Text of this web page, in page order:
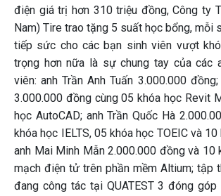
điện giá trị hơn 310 triệu đồng, Công ty
Nam) Tire trao tặng 5 suất học bổng, mỗi
tiếp sức cho các bạn sinh viên vượt
trọng hơn nữa là sự chung tay của các
viên: anh Trần Anh Tuấn 3.000.000
3.000.000 đồng cùng 05 khóa học Revit
học AutoCAD; anh Trần Quốc Hà
khóa học IELTS, 05 khóa học TOEIC và
anh Mai Minh Mẫn 2.000.000 đồng và 10
mạch điện tử trên phần mềm Altium; tập
đang công tác tại QUATEST 3 đóng góp